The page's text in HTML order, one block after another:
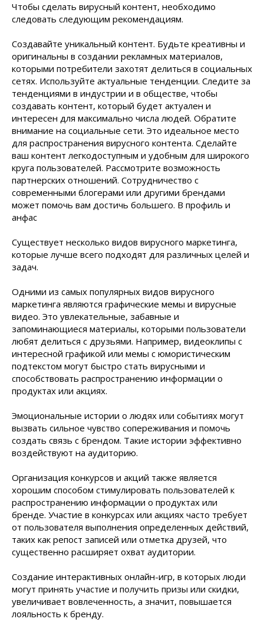
Чтобы сделать вирусный контент, необходимо
следовать следующим рекомендациям.
Создавайте уникальный контент. Будьте креативны и
оригинальны в создании рекламных материалов,
которыми потребители захотят делиться в социальных
сетях. Используйте актуальные тенденции. Следите за
тенденциями в индустрии и в обществе, чтобы
создавать контент, который будет актуален и
интересен для максимально числа людей. Обратите
внимание на социальные сети. Это идеальное место
для распространения вирусного контента. Сделайте
ваш контент легкодоступным и удобным для широкого
круга пользователей. Рассмотрите возможность
партнерских отношений. Сотрудничество с
современными блогерами или другими брендами
может помочь вам достичь большего. В профиль и
анфас
Существует несколько видов вирусного маркетинга,
которые лучше всего подходят для различных целей и
задач.
Одними из самых популярных видов вирусного
маркетинга являются графические мемы и вирусные
видео. Это увлекательные, забавные и
запоминающиеся материалы, которыми пользователи
любят делиться с друзьями. Например, видеоклипы с
интересной графикой или мемы с юмористическим
подтекстом могут быстро стать вирусными и
способствовать распространению информации о
продуктах или акциях.
Эмоциональные истории о людях или событиях могут
вызвать сильное чувство сопереживания и помочь
создать связь с брендом. Такие истории эффективно
воздействуют на аудиторию.
Организация конкурсов и акций также является
хорошим способом стимулировать пользователей к
распространению информации о продуктах или
бренде. Участие в конкурсах или акциях часто требует
от пользователя выполнения определенных действий,
таких как репост записей или отметка друзей, что
существенно расширяет охват аудитории.
Создание интерактивных онлайн-игр, в которых люди
могут принять участие и получить призы или скидки,
увеличивает вовлеченность, а значит, повышается
лояльность к бренду.